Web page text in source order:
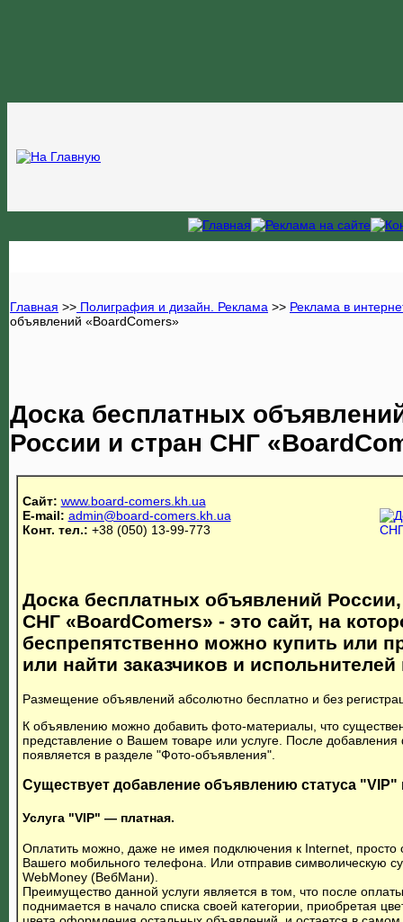
Главная >> Полиграфия и дизайн. Реклама >> Реклама в
объявлений «BoardComers»
Доска бесплатных
России и стран СНГ
Сайт: www.board-comers.kh.ua
E-mail: admin@board-comers.kh.ua
Конт. тел.: +38 (050) 13-99-773
Доска бесплатных объявлений
СНГ «BoardComers» - это сайт, на
беспрепятственно можно купить или
или найти заказчиков и испольнителей
Размещение объявлений абсолютно бесплатно и без
К объявлению можно добавить фото-материалы, что
представление о Вашем товаре или услуге. После
появляется в разделе "Фото-объявления".
Существует добавление объявлению статуса
Услуга "VIP" — платная.
Оплатить можно, даже не имея подключения к Internet, просто
Вашего мобильного телефона. Или отправив символическую
WebMoney (ВебМани).
Преимущество данной услуги является в том, что после
поднимается в начало списка своей категории, приобретая